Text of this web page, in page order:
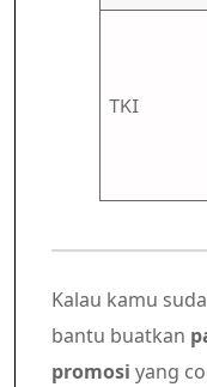
TKI
Kalau kamu
bantu buatkan
promosi yang